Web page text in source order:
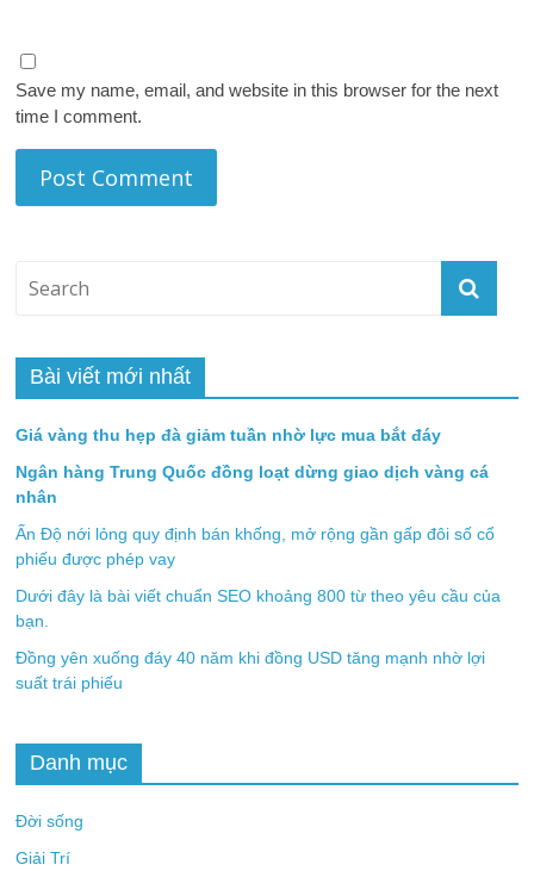
Save my name, email, and website in this browser for the next
time I comment.
Bài viết mới nhất
Giá vàng thu hẹp đà giảm tuần nhờ lực mua bắt đáy
Ngân hàng Trung Quốc đồng loạt dừng giao dịch vàng cá
nhân
Ấn Độ nới lỏng quy định bán khống, mở rộng gần gấp đôi số cổ
phiếu được phép vay
Dưới đây là bài viết chuẩn SEO khoảng 800 từ theo yêu cầu của
bạn.
Đồng yên xuống đáy 40 năm khi đồng USD tăng mạnh nhờ lợi
suất trái phiếu
Danh mục
Đời sống
Giải Trí